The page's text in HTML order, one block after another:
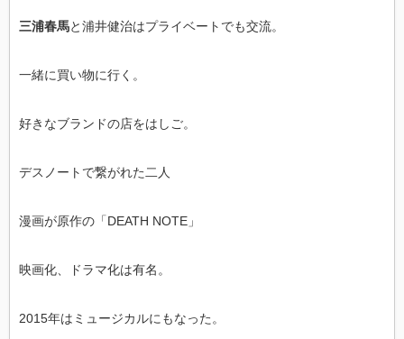
三浦春馬と浦井健治はプライベートでも交流。
一緒に買い物に行く。
好きなブランドの店をはしご。
デスノートで繋がれた二人
漫画が原作の「DEATH NOTE」
映画化、ドラマ化は有名。
2015年はミュージカルにもなった。